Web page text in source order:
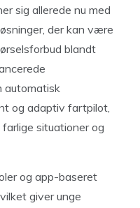
sig allerede nu med
der kan være
blandt
automatisk
og adaptiv fartpilot,
situationer og
og app-baseret
giver unge